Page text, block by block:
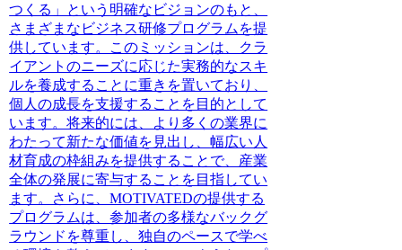
つくる」という明確なビジョンのもと、
さまざまなビジネス研修プログラムを提
供しています。このミッションは、クラ
イアントのニーズに応じた実務的なスキ
ルを養成することに重きを置いており、
個人の成長を支援することを目的として
います。将来的には、より多くの業界に
わたって新たな価値を見出し、幅広い人
材育成の枠組みを提供することで、産業
全体の発展に寄与することを目指してい
ます。さらに、MOTIVATEDの提供する
プログラムは、参加者の多様なバックグ
ラウンドを尊重し、独自のペースで学べ